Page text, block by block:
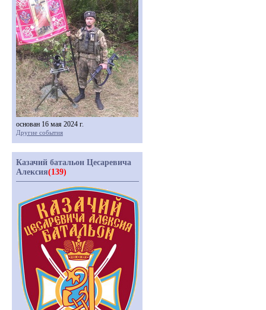
основан 16 мая 2024 г.
Другие события
Казачий батальон Цесаревича
Алексия(139)